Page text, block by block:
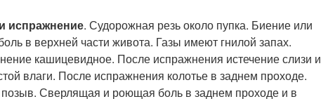
испражнение. Судорожная резь около пупка. Биение или
в верхней части живота. Газы имеют гнилой запах.
кашицевидное. После испражнения истечение слизи и
влаги. После испражнения колотье в заднем проходе.
Сверлящая и роющая боль в заднем проходе и в